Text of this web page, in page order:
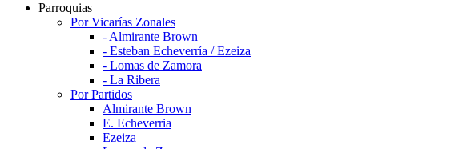
Parroquias
Por Vicarías Zonales
- Almirante Brown
- Esteban Echeverría / Ezeiza
- Lomas de Zamora
- La Ribera
Por Partidos
Almirante Brown
E. Echeverria
Ezeiza